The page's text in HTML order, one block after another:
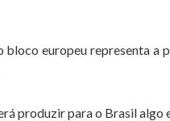
europeu representa
produzir para o Brasil